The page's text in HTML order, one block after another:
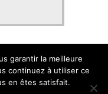
garantir la meilleure
continuez à utiliser ce
en êtes satisfait.